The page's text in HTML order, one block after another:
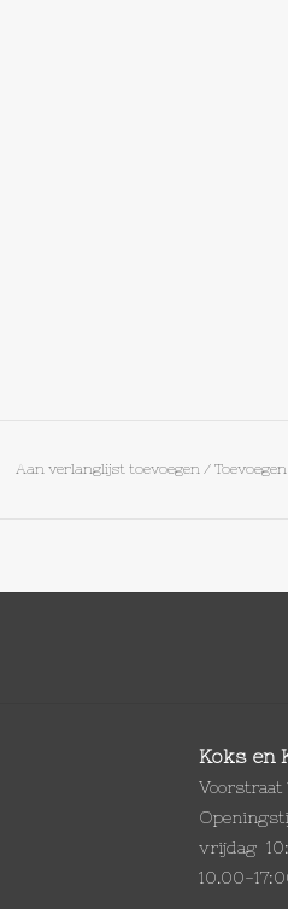
Aan verlanglijst toevoegen /
Koks en
Voorstraat
vrijdag
10.00-